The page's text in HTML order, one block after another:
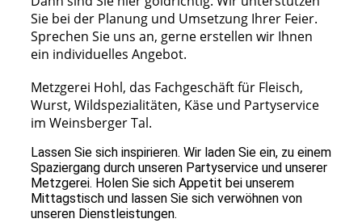
Sie bei der Planung und Umsetzung Ihrer Feier.
Sprechen Sie uns an, gerne erstellen wir Ihnen
ein individuelles Angebot.
Metzgerei Hohl, das Fachgeschäft für Fleisch,
Wurst, Wildspezialitäten, Käse und Partyservice
im Weinsberger Tal.
Lassen Sie sich inspirieren. Wir laden Sie ein, zu einem
Spaziergang durch unseren Partyservice und unserer
Metzgerei. Holen Sie sich Appetit bei unserem
Mittagstisch und lassen Sie sich verwöhnen von
unseren Dienstleistungen.